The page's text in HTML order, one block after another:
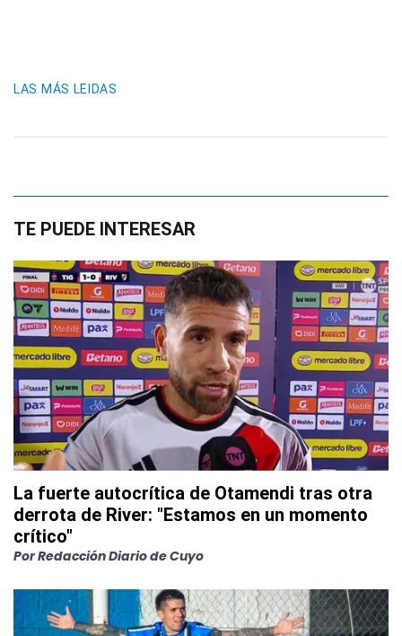
LAS MÁS LEIDAS
TE PUEDE INTERESAR
La fuerte autocrítica de Otamendi tras otra
derrota de River: "Estamos en un momento
crítico"
PorRedacción Diario de Cuyo